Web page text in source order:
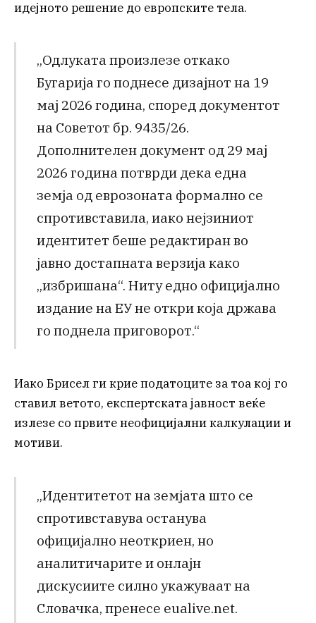
идејното решение до европските тела.
„Одлуката произлезе откако
Бугарија го поднесе дизајнот на 19
мај 2026 година, според документот
на Советот бр. 9435/26.
Дополнителен документ од 29 мај
2026 година потврди дека една
земја од еврозоната формално се
спротивставила, иако нејзиниот
идентитет беше редактиран во
јавно достапната верзија како
„избришана“. Ниту едно официјално
издание на ЕУ не откри која држава
го поднела приговорот.“
Иако Брисел ги крие податоците за тоа кој го
ставил ветото, експертската јавност веќе
излезе со првите неофицијални калкулации и
мотиви.
„Идентитетот на земјата што се
спротивставува останува
официјално неоткриен, но
аналитичарите и онлајн
дискусиите силно укажуваат на
Словачка, пренесе eualive.net.